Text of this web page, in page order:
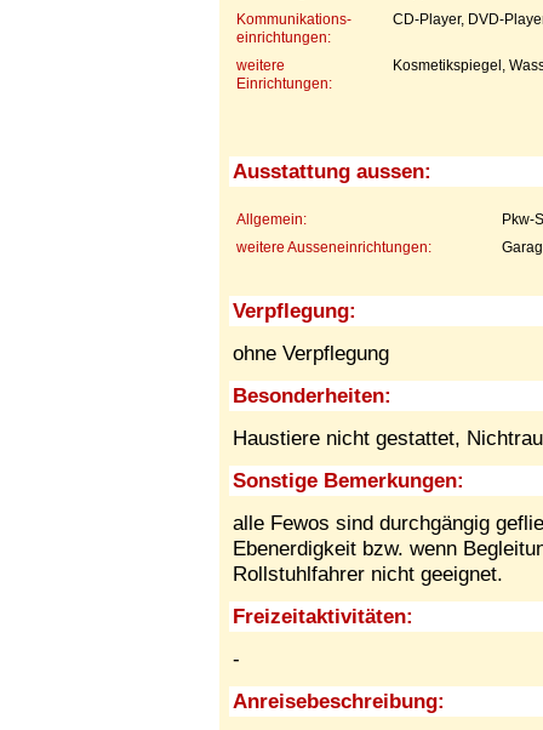
Kommunikations-
einrichtungen:
CD-Player, DVD-
weitere
Einrichtungen:
Kosmetikspiegel,
Ausstattung aussen:
Allgemein:
Pkw-
weitere Ausseneinrichtungen:
Verpflegung:
ohne Verpflegung
Besonderheiten:
Haustiere nicht gestattet,
Sonstige Bemerkungen:
alle Fewos sind durchgängig
Ebenerdigkeit bzw. wenn
Rollstuhlfahrer nicht geeignet.
Freizeitaktivitäten:
-
Anreisebeschreibung: